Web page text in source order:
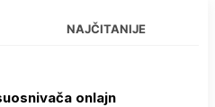
NAJČITANIJE
onlajn